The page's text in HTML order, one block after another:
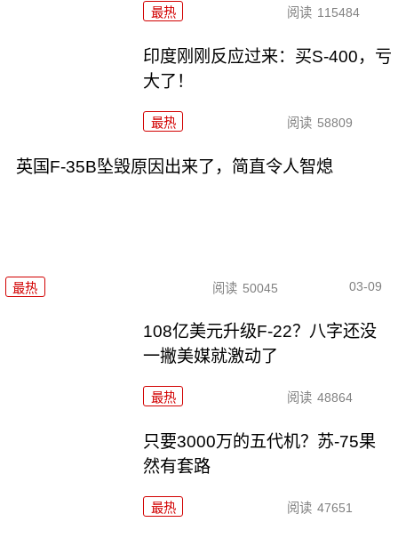
最热 阅读 115484
印度刚刚反应过来：买S-400，亏
大了！
最热 阅读 58809
英国F-35B坠毁原因出来了，简直令人智熄
最热 阅读 50045 03-09
108亿美元升级F-22？八字还没
一撇美媒就激动了
最热 阅读 48864
只要3000万的五代机？苏-75果
然有套路
最热 阅读 47651